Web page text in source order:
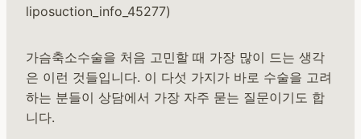
liposuction_info_45277)
가슴축소수술을 처음 고민할 때 가장 많이 드는 생각
은 이런 것들입니다. 이 다섯 가지가 바로 수술을 고려
하는 분들이 상담에서 가장 자주 묻는 질문이기도 합
니다.